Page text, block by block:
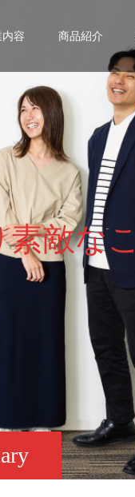
容 商品紹介
素敵なこ